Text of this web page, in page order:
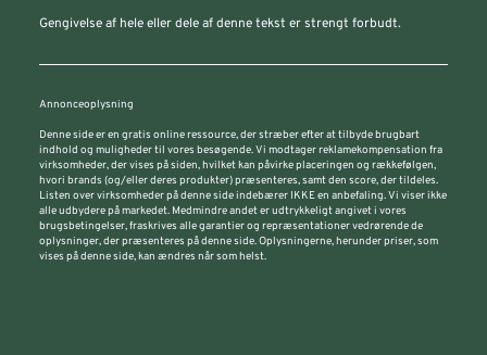
Gengivelse af hele eller dele af denne tekst er strengt forbudt.
Annonceoplysning
Denne side er en gratis online ressource, der stræber efter at tilbyde brugbart
indhold og muligheder til vores besøgende. Vi modtager reklamekompensation fra
virksomheder, der vises på siden, hvilket kan påvirke placeringen og rækkefølgen,
hvori brands (og/eller deres produkter) præsenteres, samt den score, der tildeles.
Listen over virksomheder på denne side indebærer IKKE en anbefaling. Vi viser ikke
alle udbydere på markedet. Medmindre andet er udtrykkeligt angivet i vores
brugsbetingelser, fraskrives alle garantier og repræsentationer vedrørende de
oplysninger, der præsenteres på denne side. Oplysningerne, herunder priser, som
vises på denne side, kan ændres når som helst.